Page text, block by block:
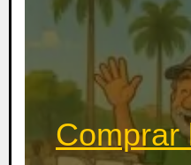
Comprar